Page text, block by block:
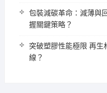
包裝減碳革命：減薄與
握關鍵策略？
突破塑膠性能極限 再生
線？